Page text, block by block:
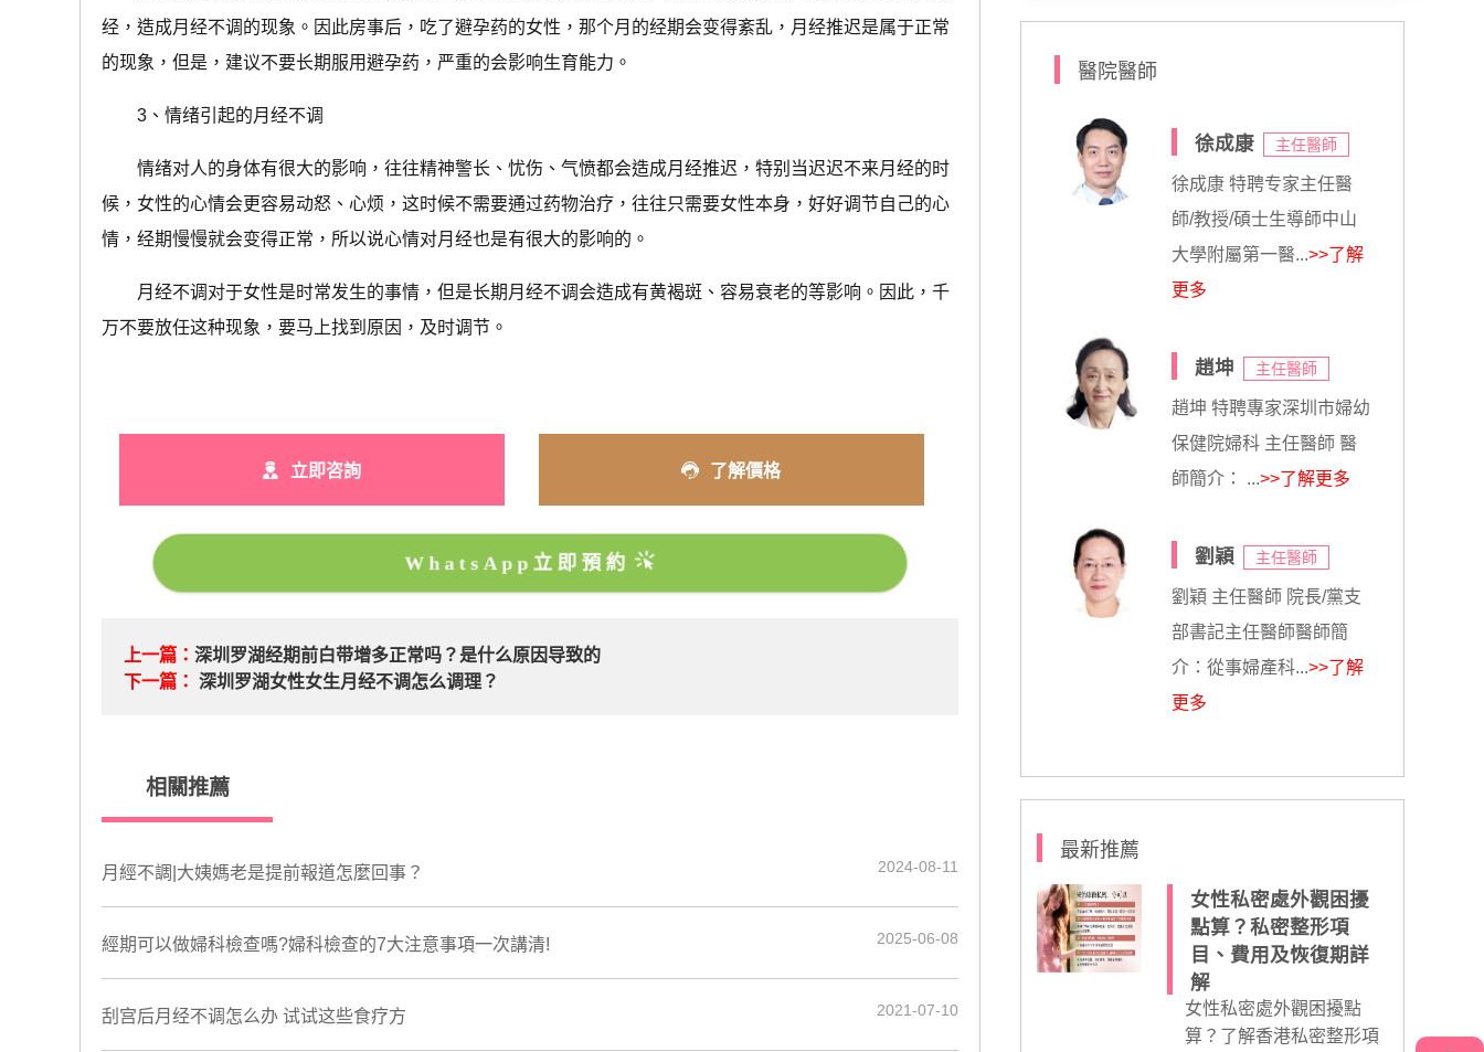
经，造成月经不调的现象。因此房事后，吃了避孕药的女性，那个月的经期会变得紊乱，月经推迟是属于正常
的现象，但是，建议不要长期服用避孕药，严重的会影响生育能力。
3、情绪引起的月经不调
情绪对人的身体有很大的影响，往往精神警长、忧伤、气愤都会造成月经推迟，特别当迟迟不来月经的时
候，女性的心情会更容易动怒、心烦，这时候不需要通过药物治疗，往往只需要女性本身，好好调节自己的心
情，经期慢慢就会变得正常，所以说心情对月经也是有很大的影响的。
月经不调对于女性是时常发生的事情，但是长期月经不调会造成有黄褐斑、容易衰老的等影响。因此，千
万不要放任这种现象，要马上找到原因，及时调节。
立即咨詢 了解價格
WhatsApp立即預約
上一篇：深圳罗湖经期前白带增多正常吗？是什么原因导致的
下一篇： 深圳罗湖女性女生月经不调怎么调理？
相關推薦
月經不調|大姨媽老是提前報道怎麼回事？ 2024-08-11
經期可以做婦科檢查嗎?婦科檢查的7大注意事項一次講清! 2025-06-08
刮宫后月经不调怎么办 试试这些食疗方 2021-07-10
醫院醫師
徐成康 主任醫師
徐成康 特聘专家主任醫
師/教授/碩士生導師中山
大學附屬第一醫...>>了解
更多
趙坤 主任醫師
趙坤 特聘專家深圳市婦幼
保健院婦科 主任醫師 醫
師簡介： ...>>了解更多
劉穎 主任醫師
劉穎 主任醫師 院長/黨支
部書記主任醫師醫師簡
介：從事婦產科...>>了解
更多
最新推薦
女性私密處外觀困擾
點算？私密整形項
目、費用及恢復期詳
解
女性私密處外觀困擾點
算？了解香港私密整形項